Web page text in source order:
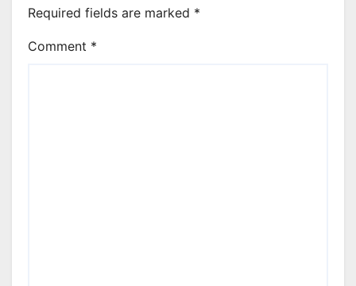
Required fields are marked *
Comment *